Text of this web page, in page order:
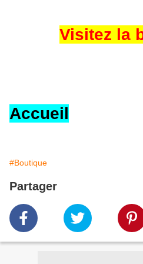
Visitez la
Accueil
#Boutique
Partager